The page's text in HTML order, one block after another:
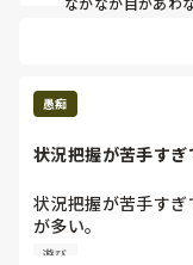
るので本当に優し
よ！
愚痴
状況把握が苦手す
状況把握が苦手す
が多い。
聞けば1発なんだけ
遊び